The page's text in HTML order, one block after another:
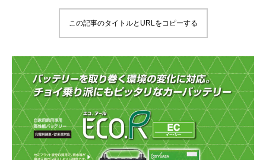
この記事のタイトルとURLをコピーする